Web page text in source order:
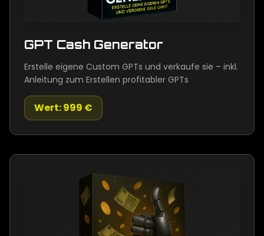
GPT Cash Generator
Erstelle eigene Custom GPTs und verkaufe sie – inkl.
Anleitung zum Erstellen profitabler GPTs
Wert: 999 €